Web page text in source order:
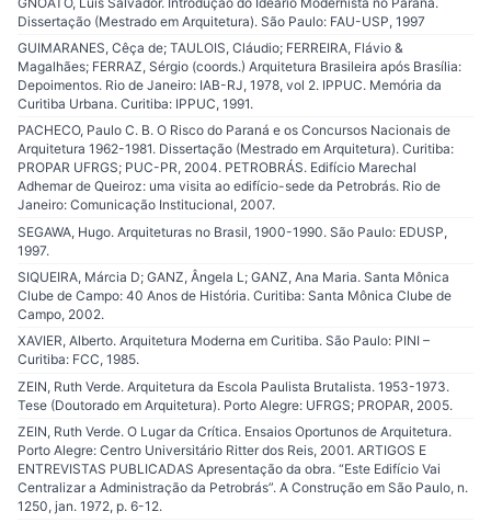
Dissertação (Mestrado em Arquitetura). São Paulo: FAU-USP, 1997
GUIMARANES, Cêça de; TAULOIS, Cláudio; FERREIRA, Flávio &
Magalhães; FERRAZ, Sérgio (coords.) Arquitetura Brasileira após Brasília:
Depoimentos. Rio de Janeiro: IAB-RJ, 1978, vol 2. IPPUC. Memória da
Curitiba Urbana. Curitiba: IPPUC, 1991.
PACHECO, Paulo C. B. O Risco do Paraná e os Concursos Nacionais de
Arquitetura 1962-1981. Dissertação (Mestrado em Arquitetura). Curitiba:
PROPAR UFRGS; PUC-PR, 2004. PETROBRÁS. Edifício Marechal
Adhemar de Queiroz: uma visita ao edifício-sede da Petrobrás. Rio de
Janeiro: Comunicação Institucional, 2007.
SEGAWA, Hugo. Arquiteturas no Brasil, 1900-1990. São Paulo: EDUSP,
1997.
SIQUEIRA, Márcia D; GANZ, Ângela L; GANZ, Ana Maria. Santa Mônica
Clube de Campo: 40 Anos de História. Curitiba: Santa Mônica Clube de
Campo, 2002.
XAVIER, Alberto. Arquitetura Moderna em Curitiba. São Paulo: PINI –
Curitiba: FCC, 1985.
ZEIN, Ruth Verde. Arquitetura da Escola Paulista Brutalista. 1953-1973.
Tese (Doutorado em Arquitetura). Porto Alegre: UFRGS; PROPAR, 2005.
ZEIN, Ruth Verde. O Lugar da Crítica. Ensaios Oportunos de Arquitetura.
Porto Alegre: Centro Universitário Ritter dos Reis, 2001. ARTIGOS E
ENTREVISTAS PUBLICADAS Apresentação da obra. “Este Edifício Vai
Centralizar a Administração da Petrobrás”. A Construção em São Paulo, n.
1250, jan. 1972, p. 6-12.